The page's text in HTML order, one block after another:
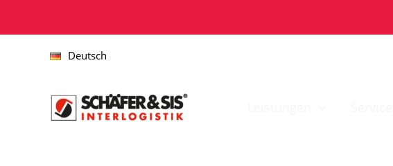
Inhalt
springen
Deutsch